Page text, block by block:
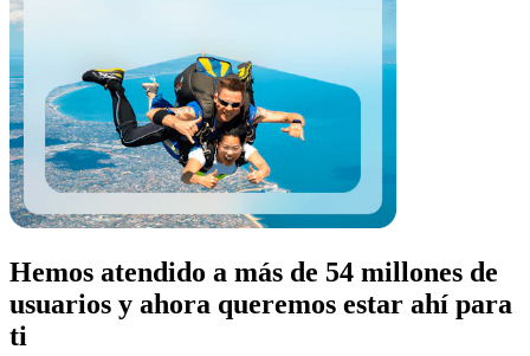
Hemos atendido a más de 54 millones de
usuarios y ahora queremos estar ahí para
ti